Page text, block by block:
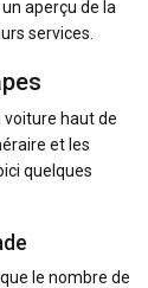
aperçu de la
services.
haut de
et les
quelques
le nombre de